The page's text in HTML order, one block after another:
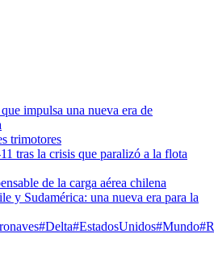
impulsa una nueva era de
trimotores
tras la crisis que paralizó a la flota
de la carga aérea chilena
y Sudamérica: una nueva era para la
#Delta#EstadosUnidos#Mundo